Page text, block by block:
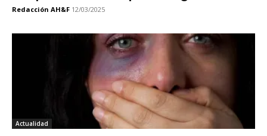
Redacción AH&F 12/03/2025
Actualidad